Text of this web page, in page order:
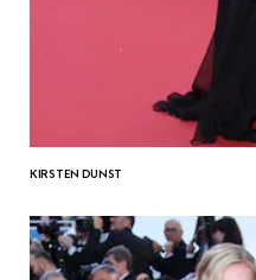
KIRSTEN DUNST